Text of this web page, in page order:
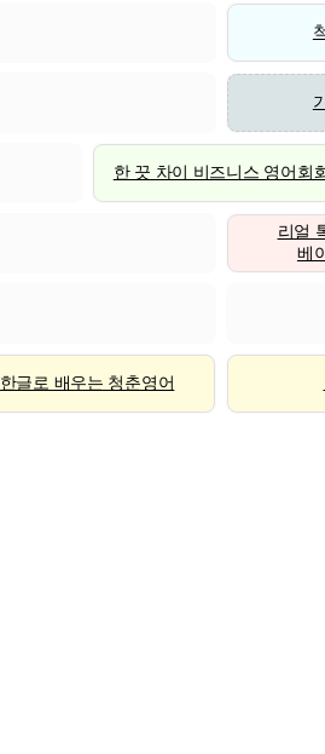
한 끗 차이 비즈니스 영어회
리얼
베
한글로 배우는 청춘영어